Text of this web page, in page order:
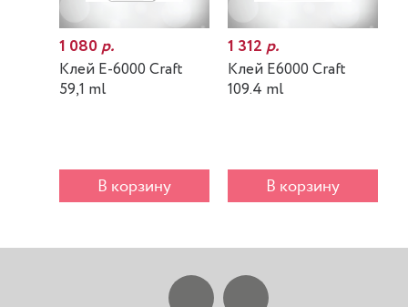
1 080р.
Клей E-6000 Craft
59,1 ml
В корзину
1 312р.
Клей E6000 Craft
109.4 ml
В корзину